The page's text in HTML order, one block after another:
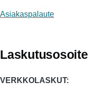
Asiakaspalaute
Laskutusosoite
VERKKOLASKUT: